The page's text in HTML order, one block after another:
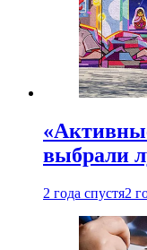
выбрали
2 года спустя2